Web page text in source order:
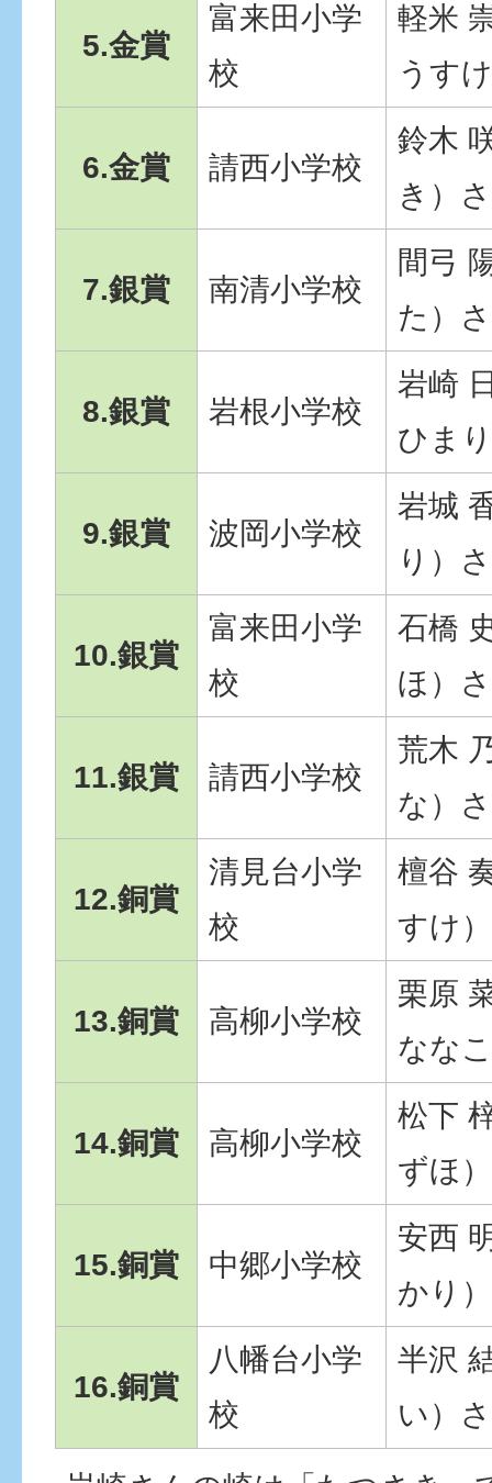
5.金賞
富来田小学
校
軽米
うす
6.金賞 請西小学校
鈴木
き）
7.銀賞 南清小学校
間弓
た）
8.銀賞 岩根小学校
岩崎
ひま
9.銀賞 波岡小学校
岩城
り）
10.銀賞
富来田小学
校
石橋
ほ）
11.銀賞 請西小学校
荒木
な）
12.銅賞
清見台小学
校
檀谷
すけ
13.銅賞 高柳小学校
栗原
なな
14.銅賞 高柳小学校
松下
ずほ
15.銅賞 中郷小学校
安西
かり
16.銅賞
八幡台小学
校
半沢
い）